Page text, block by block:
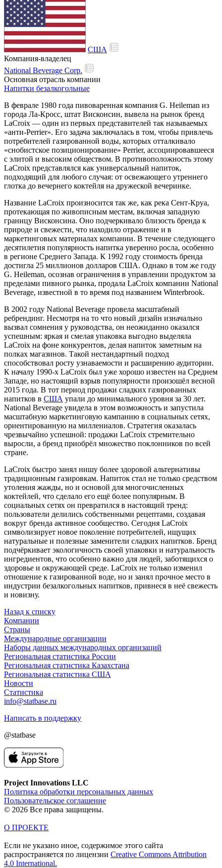
США
Компания-владелец
National Beverage Corp.
Основная отрасль компании
Напитки безалкогольные
В феврале 1980 года пивоваренная компания G. Heileman из
города Ла-Кросс, штат Висконсин, вывела на рынок бренд
LaCroix — один из первых представителей так называемых
«анти-Perrier». Его задача заключалась в том, чтобы привлечь
потребителей газированной воды, которых отталкивало
«снобистское позиционирование» Perrier, ассоциировавшееся
с элитой и высоким обществом. В противоположность этому
LaCroix представлялся как универсальный напиток,
подходящий для любого случая: от освежающего утреннего
глотка до вечернего коктейля на дружеской вечеринке.
Название LaCroix произносится так же, как река Сент-Круа,
протекающая по живописным местам, включая западную
границу Висконсина. Оно подчеркивало близость бренда к
природе и свежести, что находило отражение и в
маркетинговых материалах компании. В течение следующего
десятилетия популярность напитка уверенно росла, особенно
в регионе Среднего Запада. К 1992 году стоимость бренда
достигла 25 миллионов долларов США. Однако в том же году
G. Heileman, осознав ограничения в управлении продуктом за
пределами пивного рынка, продала LaCroix компании National
Beverage, известной в то время под названием Winterbrook.
В 2002 году National Beverage провела масштабный
ребрендинг. Несмотря на то что новый дизайн изначально
вызвал сомнения у руководства, он неожиданно оказался
успешным: яркая и смелая упаковка выгодно выделяла
LaCroix на фоне конкурентов, делая напиток заметным на
полках магазинов. Такой нестандартный подход
способствовал росту узнаваемости и расширению аудитории.
К началу 1990-х LaCroix был уже хорошо известен на Среднем
Западе, но настоящий взрыв популярности произошёл весной
2015 года. В тот период продажи сладких газированных
напитков в США упали до минимального уровня за 30 лет.
National Beverage увидела в этом возможность и запустила
масштабную маркетинговую кампанию в социальных сетях,
ориентированную на миллениалов. Стратегия оказалась
чрезвычайно успешной: продажи LaCroix стремительно
выросли, а бренд приобрёл множество поклонников по всей
стране.
LaCroix быстро занял нишу более здоровой альтернативы
традиционным газировкам. Напиток стал не только средством
утоления жажды, но и основой для многочисленных
коктейлей, что сделало его ещё более популярным. В
социальных сетях он превратился в настоящий тренд:
пользователи делились собственными рецептами, создавая
вокруг бренда активное сообщество. Сегодня LaCroix
символизирует новое поколение потребителей, ищущих
натуральные и полезные заменители сладких напитков. Бренд
подчёркивает экологичность своей упаковки и натуральность
ингредиентов, что особенно важно для людей, заботящихся о
здоровье и окружающей среде. LaCroix не только изменил
отношение к газированной воде, но и занял прочное место в
индустрии безалкогольных напитков, привнеся в неё свежесть
и новизну.
Назад к списку
Компании
Страны
Международные организации
Наборы данных международных организаций
Региональная статистика России
Региональная статистика Казахстана
Региональная статистика США
Новости
Статистика
info@statbase.ru
Написать в поддержку
@statbase
Project Innovations LLC
Политика обработки персональных данных
Пользовательское соглашение
© 2026 Все права защищены.
О ПРОЕКТЕ
Если не указано иное, содержимое этого сайта
распространяется по лицензии Creative Commons Attribution
4.0 International.